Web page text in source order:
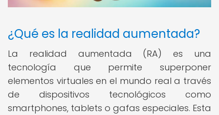
¿Qué es la realidad aumentada?
La realidad aumentada (RA) es una
tecnología que permite superponer
elementos virtuales en el mundo real a través
de dispositivos tecnológicos como
smartphones, tablets o gafas especiales. Esta